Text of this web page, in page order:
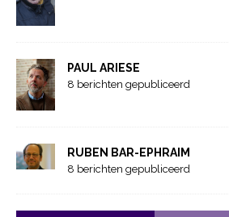
PAUL ARIESE
8 berichten gepubliceerd
RUBEN BAR-EPHRAIM
8 berichten gepubliceerd